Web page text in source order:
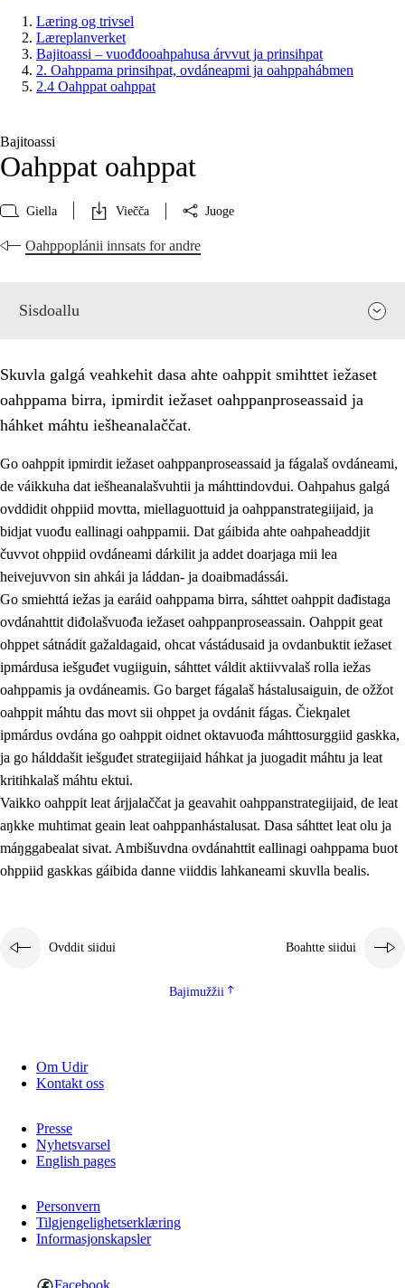
Læring og trivsel
Læreplanverket
Bajitoassi – vuođđooahpahusa árvvut ja prinsihpat
2. Oahppama prinsihpat, ovdáneapmi ja oahppahábmen
2.4 Oahppat oahppat
Bajitoassi
Oahppat oahppat
Giella Viečča Juoge
Oahppoplánii innsats for andre
Sisdoallu
Oahppama prinsihpat, ovdáneapmi ja oahppahábmen
2.1 Sosiála oahppan ja ovdáneapmi
Gealbu fágain
2.3 Vuođđogálggat
Oahppat oahppat
Fágaidrasttideaddji fáttát
Skuvla galgá veahkehit dasa ahte oahppit smihttet iežaset
oahppama birra, ipmirdit iežaset oahppanproseassaid ja
háhket máhtu iešheanalaččat.
Go oahppit ipmirdit iežaset oahppanproseassaid ja fágalaš ovdáneami,
de váikkuha dat iešheanalašvuhtii ja máhttindovdui. Oahpahus galgá
ovddidit ohppiid movtta, miellaguottuid ja oahppanstrategiijaid, ja
bidjat vuođu eallinagi oahppamii. Dat gáibida ahte oahpaheaddjit
čuvvot ohppiid ovdáneami dárkilit ja addet doarjaga mii lea
heivejuvvon sin ahkái ja láddan- ja doaibmadássái.
Go smiehttá iežas ja earáid oahppama birra, sáhttet oahppit dađistaga
ovdánahttit diđolašvuođa iežaset oahppanproseassain. Oahppit geat
ohppet sátnádit gažaldagaid, ohcat vástádusaid ja ovdanbuktit iežaset
ipmárdusa iešguđet vugiiguin, sáhttet váldit aktiivvalaš rolla iežas
oahppamis ja ovdáneamis. Go barget fágalaš hástalusaiguin, de ožžot
oahppit máhtu das movt sii ohppet ja ovdánit fágas. Čiekŋalet
ipmárdus ovdána go oahppit oidnet oktavuođa máhttosurggiid gaskka,
ja go hálddašit iešguđet strategiijaid háhkat ja juogadit máhtu ja leat
kritihkalaš máhtu ektui.
Vaikko oahppit leat árjjalaččat ja geavahit oahppanstrategiijaid, de leat
aŋkke muhtimat geain leat oahppanhástalusat. Dasa sáhttet leat olu ja
máŋggabealat sivat. Ambišuvdna ovdánahttit eallinagi oahppama buot
ohppiid gaskkas gáibida danne viiddis lahkaneami skuvlla bealis.
Ovddit siidui Boahtte siidui
Bajimužžii
Om Udir
Kontakt oss
Presse
Nyhetsvarsel
English pages
Personvern
Tilgjengelighetserklæring
Informasjonskapsler